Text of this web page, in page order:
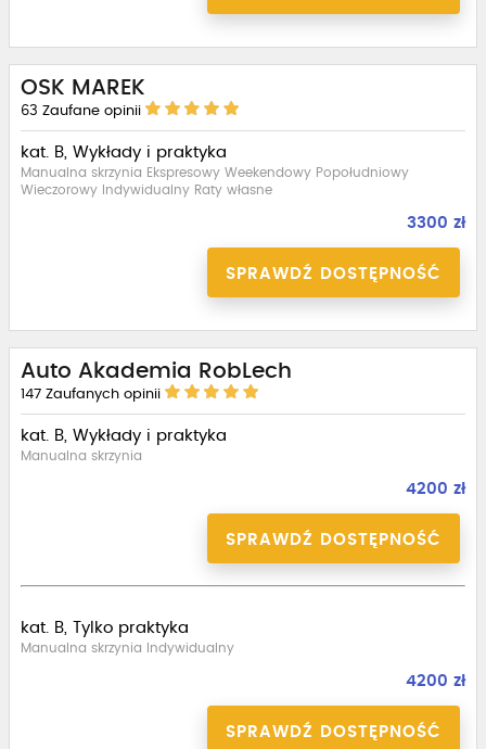
OSK MAREK
63 Zaufane opinii
kat. B, Wykłady i praktyka
Manualna skrzynia Ekspresowy Weekendowy Popołudniowy
Wieczorowy Indywidualny Raty własne
3300 zł
SPRAWDŹ DOSTĘPNOŚĆ
Auto Akademia RobLech
147 Zaufanych opinii
kat. B, Wykłady i praktyka
Manualna skrzynia
4200 zł
SPRAWDŹ DOSTĘPNOŚĆ
kat. B, Tylko praktyka
Manualna skrzynia Indywidualny
4200 zł
SPRAWDŹ DOSTĘPNOŚĆ